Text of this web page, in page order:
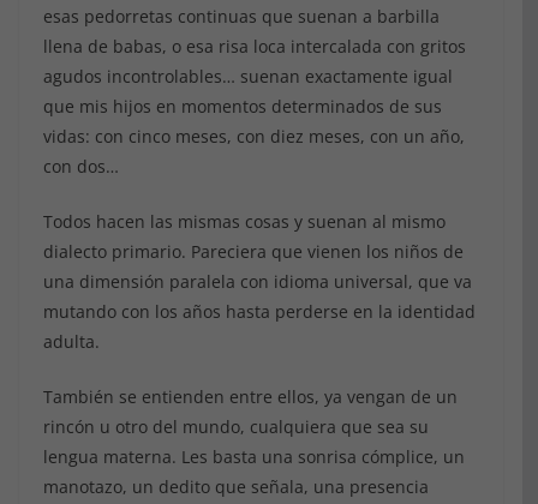
esas pedorretas continuas que suenan a barbilla
llena de babas, o esa risa loca intercalada con gritos
agudos incontrolables… suenan exactamente igual
que mis hijos en momentos determinados de sus
vidas: con cinco meses, con diez meses, con un año,
con dos…
Todos hacen las mismas cosas y suenan al mismo
dialecto primario. Pareciera que vienen los niños de
una dimensión paralela con idioma universal, que va
mutando con los años hasta perderse en la identidad
adulta.
También se entienden entre ellos, ya vengan de un
rincón u otro del mundo, cualquiera que sea su
lengua materna. Les basta una sonrisa cómplice, un
manotazo, un dedito que señala, una presencia